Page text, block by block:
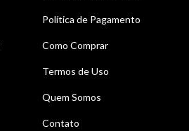
Política de Pagamento
Como Comprar
Termos de Uso
Quem Somos
Contato